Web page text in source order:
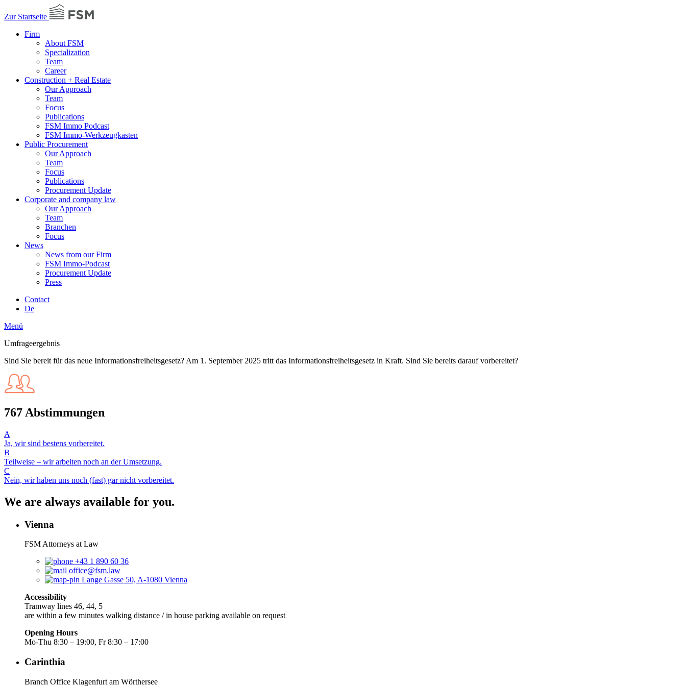
Zur Startseite
Firm
About FSM
Specialization
Team
Career
Construction + Real Estate
Our Approach
Team
Focus
Publications
FSM Immo Podcast
FSM Immo-Werkzeugkasten
Public Procurement
Our Approach
Team
Focus
Publications
Procurement Update
Corporate and company law
Our Approach
Team
Branchen
Focus
News
News from our Firm
FSM Immo-Podcast
Procurement Update
Press
Contact
De
Menü
Umfrageergebnis
Sind Sie bereit für das neue Informationsfreiheitsgesetz? Am 1. September 2025 tritt das Informationsfreiheitsgesetz in Kraft. Sind Sie bereits darauf vorbereitet?
767 Abstimmungen
A
Ja, wir sind bestens vorbereitet.
B
Teilweise – wir arbeiten noch an der Umsetzung.
C
Nein, wir haben uns noch (fast) gar nicht vorbereitet.
We are always available for you.
Vienna
FSM Attorneys at Law
+43 1 890 60 36
office@fsm.law
Lange Gasse 50, A-1080 Vienna
Accessibility
Tramway lines 46, 44, 5
are within a few minutes walking distance / in house parking available on request
Opening Hours
Mo-Thu 8:30 – 19:00, Fr 8:30 – 17:00
Carinthia
Branch Office Klagenfurt am Wörthersee